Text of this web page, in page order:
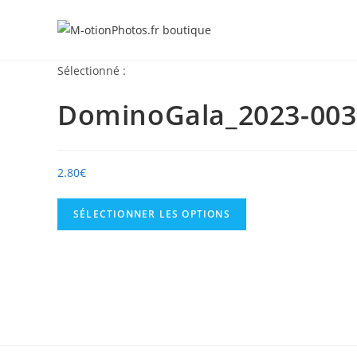
Sélectionné :
DominoGala_2023-
2.80€
SÉLECTIONNER LES OPTIONS